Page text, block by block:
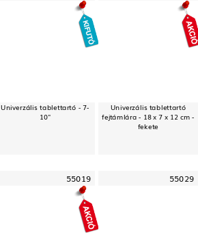
Univerzális tablettartó - 7-
10"
Univerzális tablettartó
fejtámlára - 18 x 7 x 12 cm -
fekete
55019 55029